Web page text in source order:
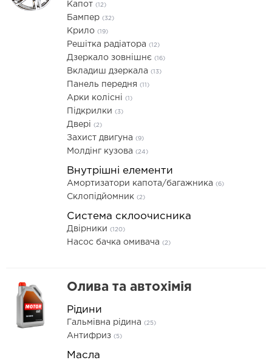
Капот (12)
Бампер (32)
Крило (19)
Решітка радіатора (12)
Дзеркало зовнішнє (16)
Вкладиш дзеркала (13)
Панель передня (11)
Арки колісні (1)
Підкрилки (3)
Двері (2)
Захист двигуна (9)
Молдінг кузова (24)
Внутрішні елементи
Амортизатори капота/багажника (6)
Склопідйомник (2)
Система склоочисника
Двірники (120)
Насос бачка омивача (2)
Олива та автохімія
Рідини
Гальмівна рідина (25)
Антифриз (5)
Масла